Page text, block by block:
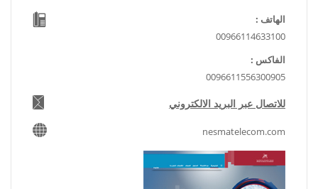
الهاتف :
00966114633100
الفاكس :
0096611556300905
للاتصال عبر البريد الالكتروني
nesmatelecom.com